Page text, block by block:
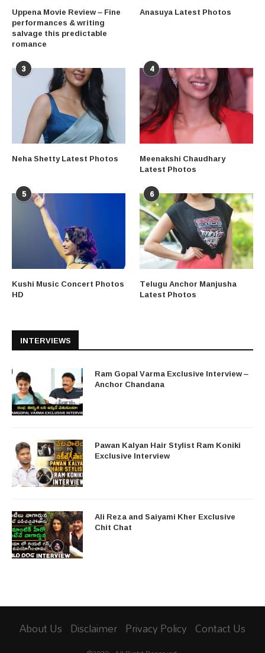
Uppena Movie Review – Fine
performances & writing
salvage this predictable
romance
Anasuya Latest Photos
3
Neha Shetty Latest Photos
4
Meenakshi Chaudhary
Latest Photos
5
Kushi Music Concert Photos
HD
6
Telugu Anchor Manjusha
Latest Photos
INTERVIEWS
Ram Gopal Varma Exclusive Interview –
Anchor Chandana
Pawan Kalyan Hair Stylist Ram Koniki
Exclusive Interview
Ali Reza and Saiyami Kher Exclusive
Chit Chat
About Us Disclaimer Privacy Policy Contact Us